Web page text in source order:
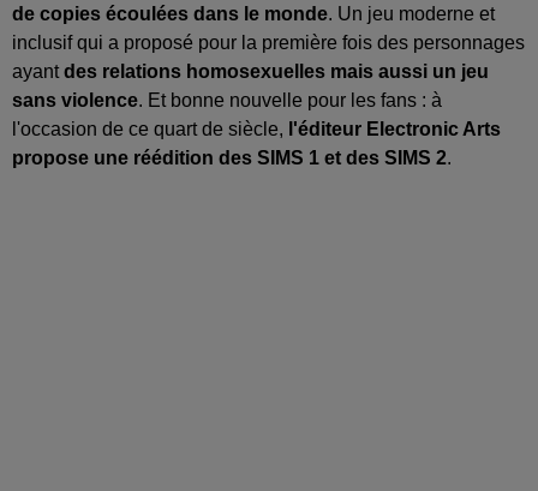
de copies écoulées dans le monde. Un jeu moderne et
inclusif qui a proposé pour la première fois des personnages
ayantdes relations homosexuelles mais aussi un jeu
sans violence. Et bonne nouvelle pour les fans : à
l'occasion de ce quart de siècle, l'éditeur Electronic Arts
propose une réédition des SIMS 1 et des SIMS 2.